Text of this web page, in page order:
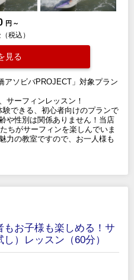
円 ～
税込）
見る
アソビバPROJECT」対象プラン
サーフィンレッスン！
できる、初心者向けのプランで
や性別は関係ありません！当店
ちがサーフィンを楽しんでいま
力の教室ですので、お一人様も
もお子様も楽しめる！サ
）レッスン（60分）